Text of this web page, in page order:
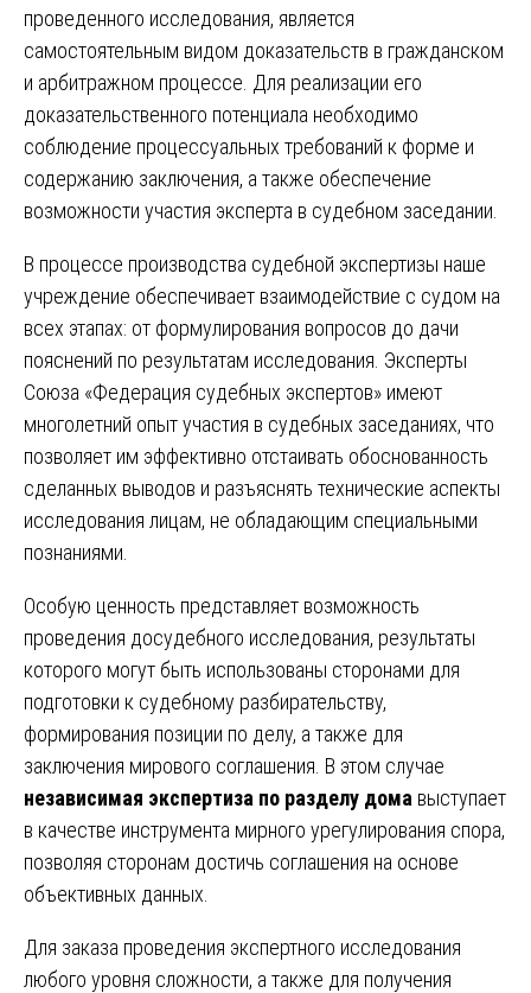
проведенного исследования, является
самостоятельным видом доказательств в гражданском
и арбитражном процессе. Для реализации его
доказательственного потенциала необходимо
соблюдение процессуальных требований к форме и
содержанию заключения, а также обеспечение
возможности участия эксперта в судебном заседании.
В процессе производства судебной экспертизы наше
учреждение обеспечивает взаимодействие с судом на
всех этапах: от формулирования вопросов до дачи
пояснений по результатам исследования. Эксперты
Союза «Федерация судебных экспертов» имеют
многолетний опыт участия в судебных заседаниях, что
позволяет им эффективно отстаивать обоснованность
сделанных выводов и разъяснять технические аспекты
исследования лицам, не обладающим специальными
познаниями.
Особую ценность представляет возможность
проведения досудебного исследования, результаты
которого могут быть использованы сторонами для
подготовки к судебному разбирательству,
формирования позиции по делу, а также для
заключения мирового соглашения. В этом случае
независимая экспертиза по разделу дома выступает
в качестве инструмента мирного урегулирования спора,
позволяя сторонам достичь соглашения на основе
объективных данных.
Для заказа проведения экспертного исследования
любого уровня сложности, а также для получения